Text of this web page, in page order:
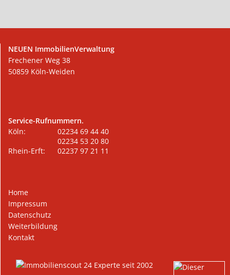
NEUEN ImmobilienVerwaltung
Frechener Weg 38
50859 Köln-Weiden
Service-Rufnummern.
Köln:		02234 69 44 40
			02234 53 20 80
Rhein-Erft:	02237 97 21 11
Home
Impressum
Datenschutz
Weiterbildung
Kontakt